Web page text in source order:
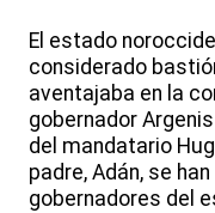
El estado
considerado
aventajaba en la
gobernador
del mandatario
padre, Adán, se
gobernadores del